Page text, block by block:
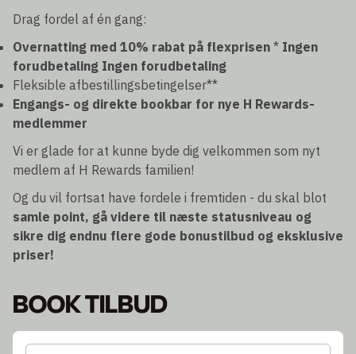
Drag fordel af én gang:
Overnatting med 10% rabat på flexprisen * Ingen
forudbetaling Ingen forudbetaling
Fleksible afbestillingsbetingelser**
Engangs- og direkte bookbar for nye H Rewards-
medlemmer
Vi er glade for at kunne byde dig velkommen som nyt
medlem af H Rewards familien!
Og du vil fortsat have fordele i fremtiden - du skal blot
samle point, gå videre til næste statusniveau og
sikre dig endnu flere gode bonustilbud og eksklusive
priser!
BOOK TILBUD